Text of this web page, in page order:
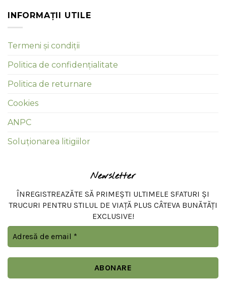
INFORMAȚII UTILE
Termeni și condiții
Politica de confidențialitate
Politica de returnare
Cookies
ANPC
Soluționarea litigiilor
Newsletter
ÎNREGISTREAZĂTE SĂ PRIMEȘTI ULTIMELE SFATURI ȘI
TRUCURI PENTRU STILUL DE VIAȚĂ PLUS CÂTEVA BUNĂTĂȚI
EXCLUSIVE!